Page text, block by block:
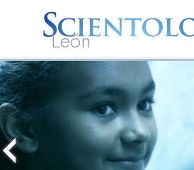
León
L. Ronald
Hubbard
Voluntarios